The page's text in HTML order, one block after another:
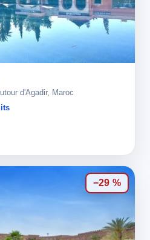
d'Agadir, Maroc
−29 %